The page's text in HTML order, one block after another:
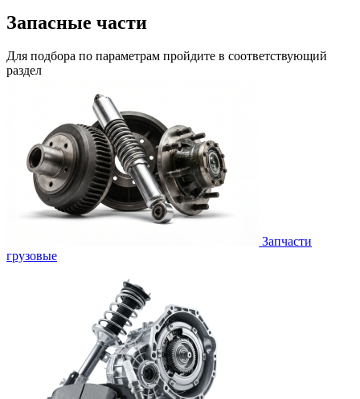
Запасные части
Для подбора по параметрам пройдите в соответствующий
раздел
Запчасти
грузовые